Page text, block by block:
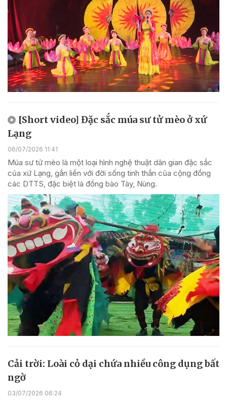
[Short video] Đặc sắc múa sư tử mèo ở xứ
Lạng
06/07/2026 11:41
Múa sư tử mèo là một loại hình nghệ thuật dân gian đặc sắc
của xứ Lạng, gắn liền với đời sống tinh thần của cộng đồng
các DTTS, đặc biệt là đồng bào Tày, Nùng.
Cải trời: Loài cỏ dại chứa nhiều công dụng bất
ngờ
03/07/2026 06:24